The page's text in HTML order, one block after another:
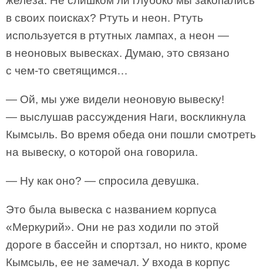
в своих поисках? Ртуть и неон. Ртуть
используется в ртутных лампах, а неон —
в неоновых вывесках. Думаю, это связано
с чем-то светящимся…
— Ой, мы уже видели неоновую вывеску!
— выслушав рассуждения Наги, воскликнула
Кымсыль. Во время обеда они пошли смотреть
на вывеску, о которой она говорила.
— Ну как оно? — спросила девушка.
Это была вывеска с названием корпуса
«Меркурий». Они не раз ходили по этой
дороге в бассейн и спортзал, но никто, кроме
Кымсыль, ее не замечал. У входа в корпус